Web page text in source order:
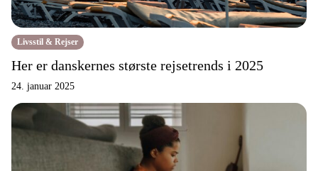
Livsstil & Rejser
Her er danskernes største rejsetrends i 2025
24. januar 2025